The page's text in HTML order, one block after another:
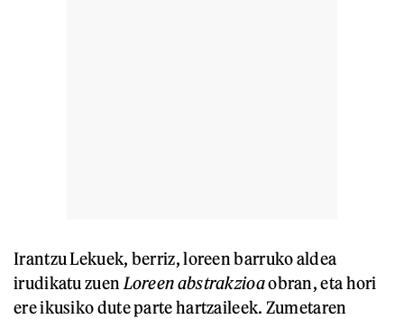
Irantzu Lekuek, berriz, loreen barruko aldea
irudikatu zuen Loreen abstrakzioaobran, eta hori
ere ikusiko dute parte hartzaileek. Zumetaren